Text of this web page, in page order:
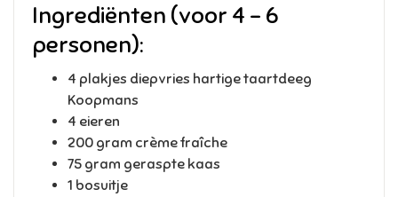
Ingrediënten (voor 4 – 6
personen):
4 plakjes diepvries hartige taartdeeg
Koopmans
4 eieren
200 gram crème fraîche
75 gram geraspte kaas
1 bosuitje